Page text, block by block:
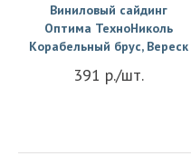
Виниловый сайдинг
Оптима ТехноНиколь
Корабельный брус, Вереск
391 р./шт.